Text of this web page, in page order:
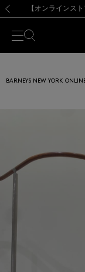
【夏季休業
熊本県を中心と
【開催中
【夏季休業
BARNEYS NEW YORK